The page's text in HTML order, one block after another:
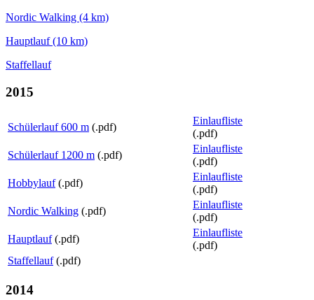
Nordic Walking (4 km)
Hauptlauf (10 km)
Staffellauf
2015
Schülerlauf 600 m (.pdf)
Einlaufliste
(.pdf)
Schülerlauf 1200 m (.pdf)
Einlaufliste
(.pdf)
Hobbylauf(.pdf)
Einlaufliste
(.pdf)
Nordic Walking (.pdf)
Einlaufliste
(.pdf)
Hauptlauf(.pdf)
Einlaufliste
(.pdf)
Staffellauf(.pdf)
2014